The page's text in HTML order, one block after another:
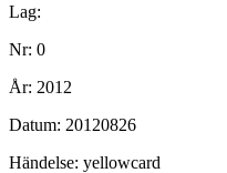
Lag:
Nr: 0
År: 2012
Datum: 20120826
Händelse: yellowcard